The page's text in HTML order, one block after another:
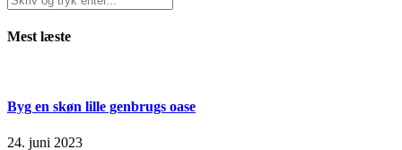
Mest læste
Byg en skøn lille genbrugs oase
24. juni 2023